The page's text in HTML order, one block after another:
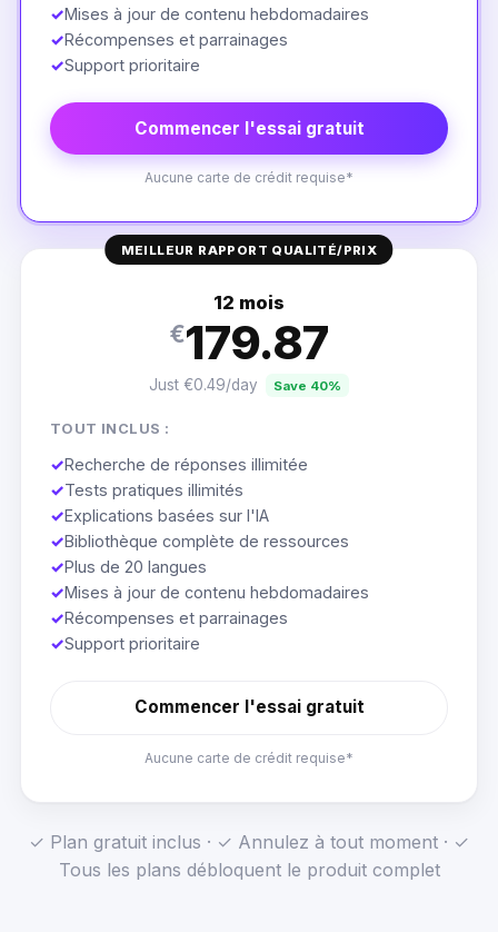
✓Mises à jour de contenu hebdomadaires
✓Récompenses et parrainages
✓Support prioritaire
Commencer l'essai gratuit
Aucune carte de crédit requise*
MEILLEUR RAPPORT QUALITÉ/PRIX
12 mois
€179.87
Just €0.49/day Save 40%
TOUT INCLUS :
✓Recherche de réponses illimitée
✓Tests pratiques illimités
✓Explications basées sur l'IA
✓Bibliothèque complète de ressources
✓Plus de 20 langues
✓Mises à jour de contenu hebdomadaires
✓Récompenses et parrainages
✓Support prioritaire
Commencer l'essai gratuit
Aucune carte de crédit requise*
✓ Plan gratuit inclus · ✓ Annulez à tout moment · ✓
Tous les plans débloquent le produit complet